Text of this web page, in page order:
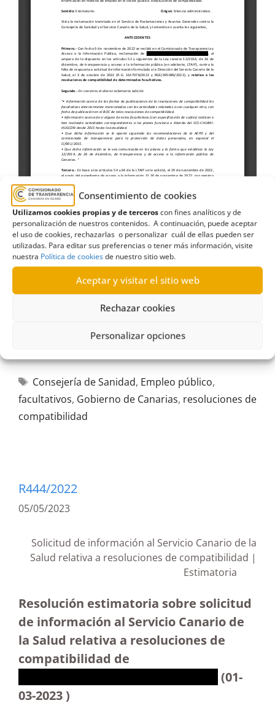
Consentimiento de cookies
Utilizamos cookies propias y de terceroscon fines analíticos y de
personalización de nuestros contenidos. A continuación, puede aceptar
el uso de cookies, rechazarlas o personalizar cuál de ellas pueden ser
utilizadas. Para editar sus preferencias o tener más información, visite
nuestra Política de cookiesde nuestro sitio web.
Aceptar y visitar el sitio web
Rechazar cookies
Personalizar opciones
Consejería de Sanidad, Empleo público,
facultativos, Gobierno de Canarias, resoluciones de
compatibilidad
R444/2022
05/05/2023
Solicitud de información al Servicio Canario de la
Salud relativa a resoluciones de compatibilidad |
Estimatoria
Resolución estimatoria sobre solicitud
de información al Servicio Canario de
la Salud relativa a resoluciones de
compatibilidad de
(01-
03-2023 )